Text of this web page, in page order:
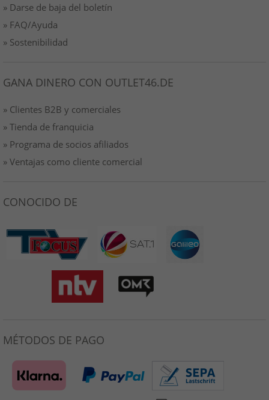
» Darse de baja del boletín
» FAQ/Ayuda
» Sostenibilidad
GANA DINERO CON OUTLET46.DE
» Clientes B2B y comerciales
» Tienda de franquicia
» Programa de socios afiliados
» Ventajas como cliente comercial
CONOCIDO DE
MÉTODOS DE PAGO